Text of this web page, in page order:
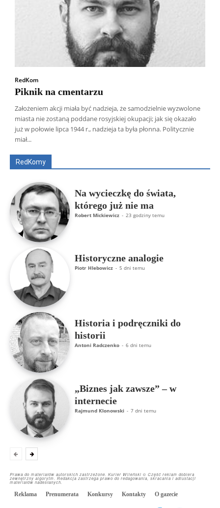
RedKom
Piknik na cmentarzu
Założeniem akcji miała być nadzieja, że samodzielnie wyzwolone
miasta nie zostaną poddane rosyjskiej okupacji; jak się okazało
już w połowie lipca 1944 r., nadzieja ta była płonna. Politycznie
miał...
RedKomy
Wszyscy Aleksander Borowik
Antoni Radczenko
Artur Płokszto
Grzegorz Górny
Na wycieczkę do świata,
którego już nie ma
Robert Mickiewicz - 23 godziny temu
Historyczne analogie
Piotr Hlebowicz - 5 dni temu
Historia i podręczniki do
historii
Antoni Radczenko - 6 dni temu
„Biznes jak zawsze” – w
internecie
Rajmund Klonowski - 7 dni temu
Prawa do materiałów autorskich zastrzeżone. Kurier Wileński © Część reklam dobiera
zewnętrzny algorytm. Redakcja zastrzega prawo do redagowania, skracania i adiustacji
materiałów nadesłanych.
Reklama Prenumerata Konkursy Kontakty O gazecie